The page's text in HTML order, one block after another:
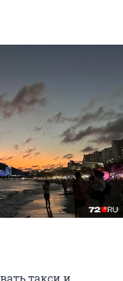
такси и